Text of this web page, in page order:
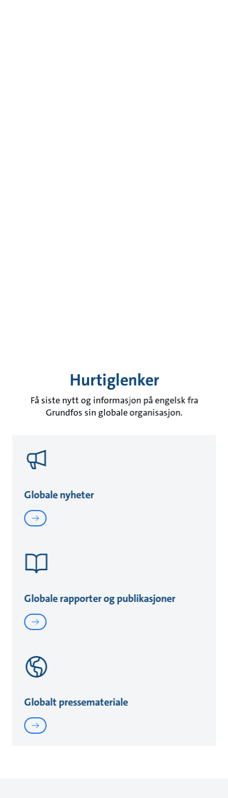
Hurtiglenker
Få siste nytt og informasjon på engelsk fra
Grundfos sin globale organisasjon.
Globale nyheter
Globale rapporter og publikasjoner
Globalt pressemateriale